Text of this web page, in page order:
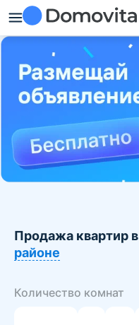
Продажа квартир в
районе
Количество комнат